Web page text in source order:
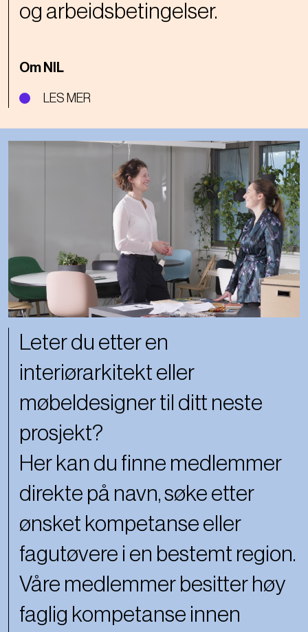
og arbeidsbetingelser.
Om NIL
LES MER
Leter du etter en
interiørarkitekt eller
møbeldesigner til ditt neste
prosjekt?
Her kan du finne medlemmer
direkte på navn, søke etter
ønsket kompetanse eller
fagutøvere i en bestemt region.
Våre medlemmer besitter høy
faglig kompetanse innen